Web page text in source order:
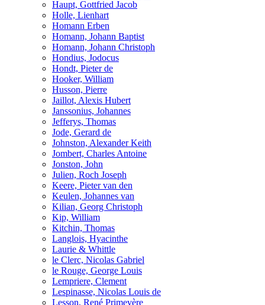
Haupt, Gottfried Jacob
Holle, Lienhart
Homann Erben
Homann, Johann Baptist
Homann, Johann Christoph
Hondius, Jodocus
Hondt, Pieter de
Hooker, William
Husson, Pierre
Jaillot, Alexis Hubert
Janssonius, Johannes
Jefferys, Thomas
Jode, Gerard de
Johnston, Alexander Keith
Jombert, Charles Antoine
Jonston, John
Julien, Roch Joseph
Keere, Pieter van den
Keulen, Johannes van
Kilian, Georg Christoph
Kip, William
Kitchin, Thomas
Langlois, Hyacinthe
Laurie & Whittle
le Clerc, Nicolas Gabriel
le Rouge, George Louis
Lempriere, Clement
Lespinasse, Nicolas Louis de
Lesson, René Primevère